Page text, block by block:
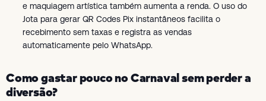
e maquiagem artística também aumenta a renda. O uso do
Jota para gerar QR Codes Pix instantâneos facilita o
recebimento sem taxas e registra as vendas
automaticamente pelo WhatsApp.
Como gastar pouco no Carnaval sem perder a
diversão?